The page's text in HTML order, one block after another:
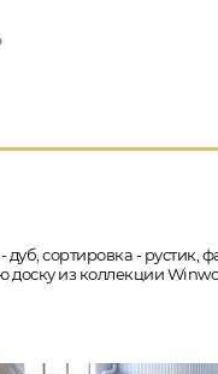
сортировка - рустик,
доску из коллекции